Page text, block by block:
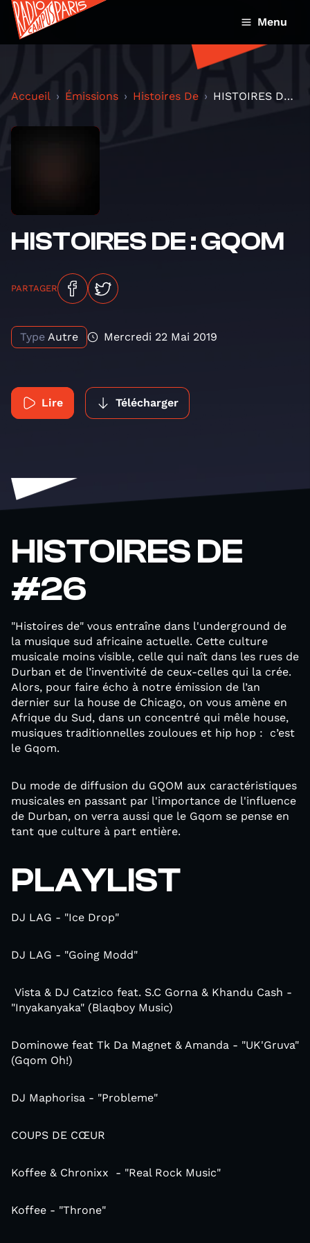
Menu
Accueil Émissions Histoires De HISTOIRES DE : GQOM
HISTOIRES DE : GQOM
PARTAGER
Type Autre Mercredi 22 Mai 2019
Lire Télécharger
HISTOIRES DE
#26
"Histoires de" vous entraîne dans l'underground de
la musique sud africaine actuelle. Cette culture
musicale moins visible, celle qui naît dans les rues de
Durban et de l’inventivité de ceux-celles qui la crée.
Alors, pour faire écho à notre émission de l’an
dernier sur la house de Chicago, on vous amène en
Afrique du Sud, dans un concentré qui mêle house,
musiques traditionnelles zouloues et hip hop : c’est
le Gqom.
Du mode de diffusion du GQOM aux caractéristiques
musicales en passant par l'importance de l'influence
de Durban, on verra aussi que le Gqom se pense en
tant que culture à part entière.
PLAYLIST
DJ LAG - "Ice Drop"
DJ LAG - "Going Modd"
Vista & DJ Catzico feat. S.C Gorna & Khandu Cash -
"Inyakanyaka" (Blaqboy Music)
Dominowe feat Tk Da Magnet & Amanda - "UK'Gruva"
(Gqom Oh!)
DJ Maphorisa - "Probleme"
COUPS DE CŒUR
Koffee & Chronixx - "Real Rock Music"
Koffee - "Throne"